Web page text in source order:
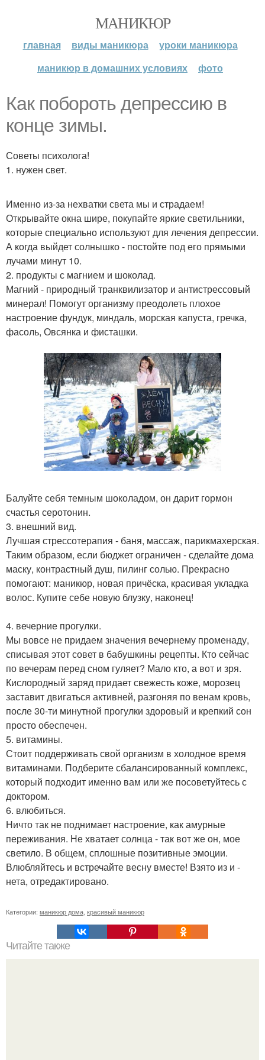
МАНИКЮР
главная виды маникюра
уроки маникюра
маникюр в домашних условиях
фото
Как побороть депрессию в
конце зимы.
Советы психолога!
1. нужен свет.
Именно из-за нехватки света мы и страдаем!
Открывайте окна шире, покупайте яркие светильники,
которые специально используют для лечения депрессии.
А когда выйдет солнышко - постойте под его прямыми
лучами минут 10.
2. продукты с магнием и шоколад.
Магний - природный транквилизатор и антистрессовый
минерал! Помогут организму преодолеть плохое
настроение фундук, миндаль, морская капуста, гречка,
фасоль, Овсянка и фисташки.
Балуйте себя темным шоколадом, он дарит гормон
счастья серотонин.
3. внешний вид.
Лучшая стрессотерапия - баня, массаж, парикмахерская.
Таким образом, если бюджет ограничен - сделайте дома
маску, контрастный душ, пилинг солью. Прекрасно
помогают: маникюр, новая причёска, красивая укладка
волос. Купите себе новую блузку, наконец!
4. вечерние прогулки.
Мы вовсе не придаем значения вечернему променаду,
списывая этот совет в бабушкины рецепты. Кто сейчас
по вечерам перед сном гуляет? Мало кто, а вот и зря.
Кислородный заряд придает свежесть коже, морозец
заставит двигаться активней, разгоняя по венам кровь,
после 30-ти минутной прогулки здоровый и крепкий сон
просто обеспечен.
5. витамины.
Стоит поддерживать свой организм в холодное время
витаминами. Подберите сбалансированный комплекс,
который подходит именно вам или же посоветуйтесь с
доктором.
6. влюбиться.
Ничто так не поднимает настроение, как амурные
переживания. Не хватает солнца - так вот же он, мое
светило. В общем, сплошные позитивные эмоции.
Влюбляйтесь и встречайте весну вместе! Взято из и -
нета, отредактировано.
Категории: маникюр дома красивый маникюр
Читайте также